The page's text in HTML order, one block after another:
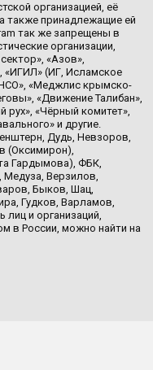
организацией, её
также принадлежащие ей
так же запрещены в
организации,
«Азов»,
«ИГИЛ» (ИГ, Исламское
«Меджлис крымско-
«Движение Талибан»,
рух», «Чёрный комитет»,
и другие.
Дудь, Невзоров,
(Оксимирон),
Гардымова), ФБК,
Верзилов,
Быков, Шац,
Гудков, Варламов,
лиц и организаций,
в России, можно найти на